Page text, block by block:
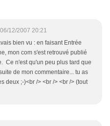
06/12/2007 20:21
bien vu : en faisant Entrée
mon com s'est retrouvé publié
Ce n'est qu'un peu plus tard que
de mon commentaire... tu as
deux ;-)<br /> <br /> <br /> (tout